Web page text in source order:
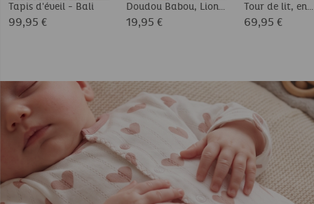
Tapis d'éveil - Bali
99,95 €
Doudou Babou, Lion
19,95 €
Tour de lit, en
Veloudoux®
69,95 €